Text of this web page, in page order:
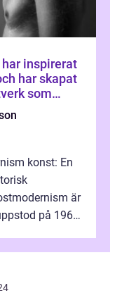
har inspirerat
har skapat
som
konst: En
är
på 1960-